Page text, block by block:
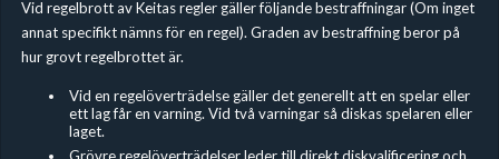
Vid regelbrott av Keitas regler gäller följande bestraffningar (Om inget
annat specifikt nämns för en regel). Graden av bestraffning beror på
hur grovt regelbrottet är.
Vid en regelöverträdelse gäller det generellt att en spelar eller
ett lag får en varning. Vid två varningar så diskas spelaren eller
laget.